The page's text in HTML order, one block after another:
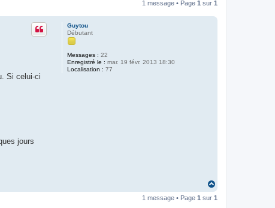
1 message • Page 1 sur 1
Guytou
Débutant
Messages : 22
Enregistré le : mar. 19 févr. 2013 18:30
Localisation : 77
Si celui-ci
jours
u
1 message • Page 1 sur 1